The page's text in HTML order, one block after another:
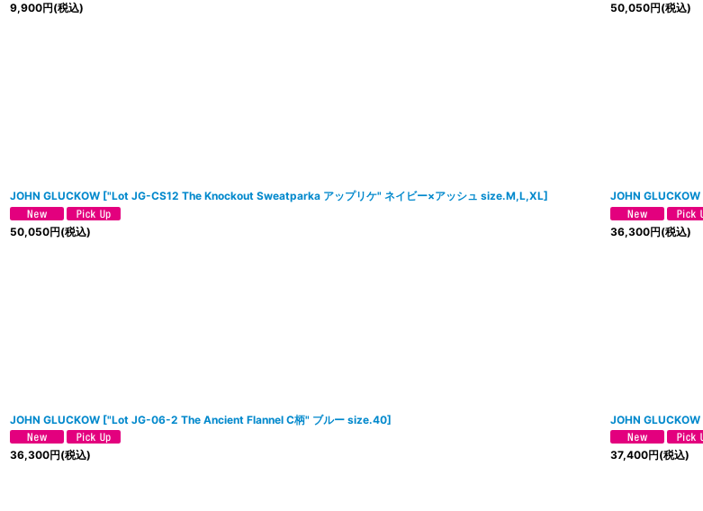
9,900円(税込) 50,050円(税込)
JOHN GLUCKOW ["Lot JG-CS12 The Knockout Sweatparka アップリケ" ネイビー×アッシュ size.M,L,XL]
50,050円(税込)
JOHN GLUCKOW
36,300円(税込)
JOHN GLUCKOW ["Lot JG-06-2 The Ancient Flannel C柄" ブルー size.40]
36,300円(税込)
JOHN GLUCKOW
37,400円(税込)